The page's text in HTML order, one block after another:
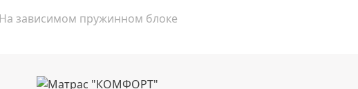
На зависимом пружинном блоке